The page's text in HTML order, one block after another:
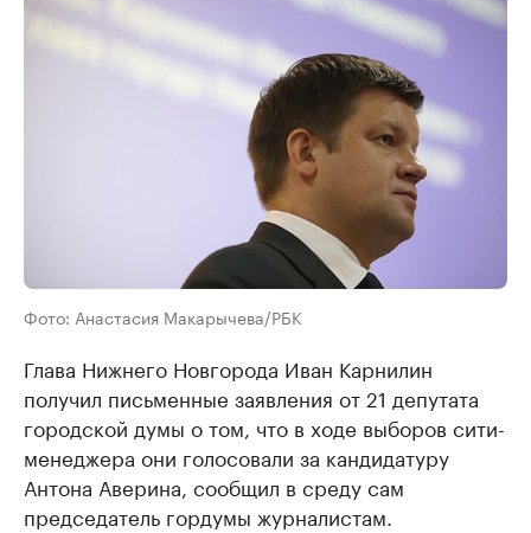
Фото: Анастасия Макарычева/РБК
Глава Нижнего Новгорода Иван Карнилин
получил письменные заявления от 21 депутата
городской думы о том, что в ходе выборов сити-
менеджера они голосовали за кандидатуру
Антона Аверина, сообщил в среду сам
председатель гордумы журналистам.